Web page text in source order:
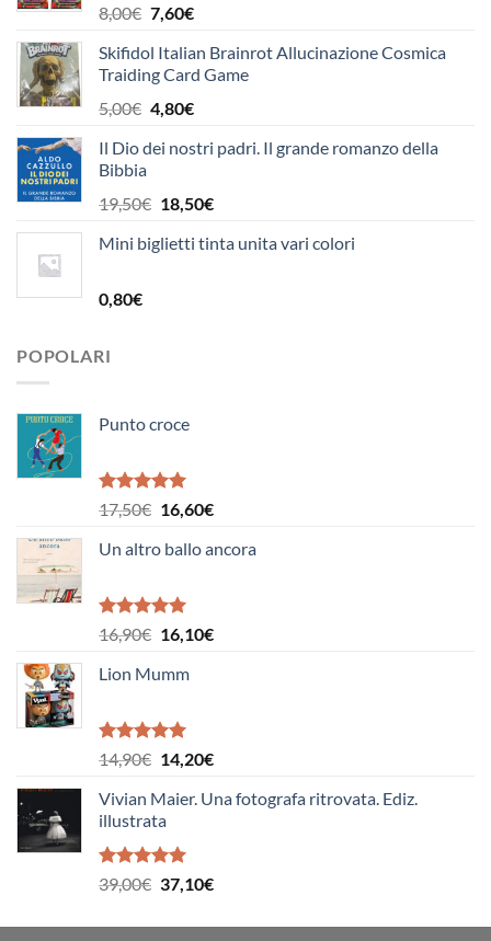
8,00€ Il
originale
era:
8,00€.
7,60€Il
attuale
è:
7,60€.
Skifidol Italian Brainrot Allucinazione Cosmica
Traiding Card Game
5,00€ Il
originale
5,00€.
4,80€Il
attuale
4,80€.
Il Dio dei nostri padri. Il grande romanzo della
Bibbia
19,50€ Il
originale
18,50€Il
attuale
Mini biglietti tinta unita vari colori
0,80€
POPOLARI
Punto croce
Valutato
5.00
17,50€ Il
originale
17,50€.
16,60€Il
attuale
Un altro ballo ancora
Valutato
5.00
16,90€ Il
originale
16,90€.
16,10€Il
Lion Mumm
Valutato
5.00
14,90€ Il
originale
era:
14,90€.
14,20€Il
attuale
Vivian Maier. Una fotografa ritrovata. Ediz.
illustrata
Valutato
5.00
39,00€ Il
originale
37,10€Il
attuale